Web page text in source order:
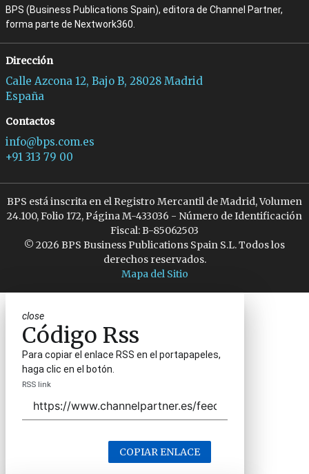
BPS (Business Publications Spain), editora de Channel Partner,
forma parte de Nextwork360.
Dirección
Calle Azcona 12, Bajo B, 28028 Madrid
España
Contactos
info@bps.com.es
+91 313 79 00
BPS está inscrita en el Registro Mercantil de Madrid, Volumen
24.100, Folio 172, Página M-433036 - Número de Identificación
Fiscal: B-85062503
© 2026 BPS Business Publications Spain S.L. Todos los
derechos reservados.
Mapa del Sitio
close
Código Rss
Para copiar el enlace RSS en el portapapeles,
haga clic en el botón.
RSS link
COPIAR ENLACE